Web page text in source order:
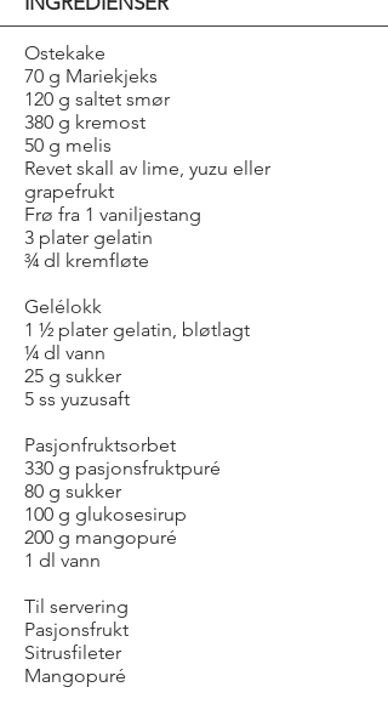
Ostekake
70 g Mariekjeks
120 g saltet smør
380 g kremost
50 g melis
Revet skall av lime, yuzu eller
grapefrukt
Frø fra 1 vaniljestang
3 plater gelatin
¾ dl kremfløte
Gelélokk
1 ½ plater gelatin, bløtlagt
¼ dl vann
25 g sukker
5 ss yuzusaft
Pasjonfruktsorbet
330 g pasjonsfruktpuré
80 g sukker
100 g glukosesirup
200 g mangopuré
1 dl vann
Til servering
Pasjonsfrukt
Sitrusfileter
Mangopuré